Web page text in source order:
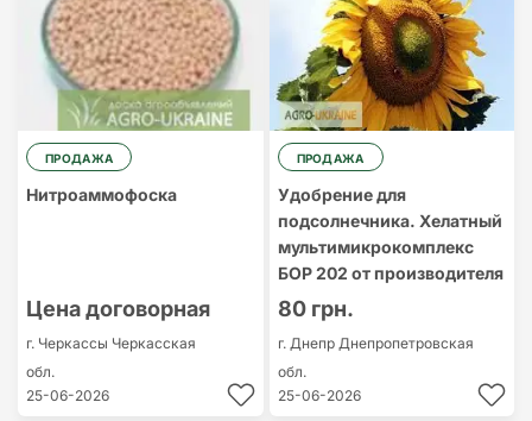
ПРОДАЖА
Нитроаммофоска
Цена договорная
г. Черкассы Черкасская
обл.
25-06-2026
ПРОДАЖА
Удобрение для
подсолнечника. Хелатный
мультимикрокомплекс
БОР 202 от производителя
80 грн.
г. Днепр Днепропетровская
обл.
25-06-2026